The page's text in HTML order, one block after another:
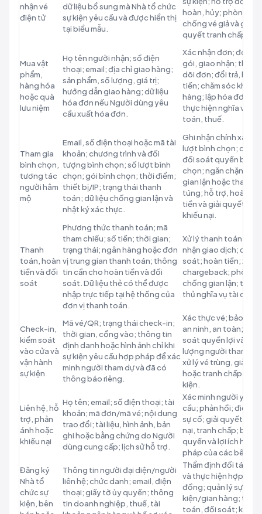
nhận vé
điện tử
dữ liệu bổ sung mà Nhà tổ chức
sự kiện yêu cầu và được hiển thị
tại biểu mẫu.
hoàn, hủy; phòng
chống vé giả và giải
quyết tranh chấp.
Mua vật
phẩm,
hàng hóa
hoặc quà
lưu niệm
Họ tên người nhận; số điện
thoại; email; địa chỉ giao hàng;
sản phẩm, số lượng, giá trị;
hướng dẫn giao hàng; dữ liệu
hóa đơn nếu Người dùng yêu
cầu xuất hóa đơn.
Xác nhận đơn; đóng
gói, giao nhận; theo
dõi đơn; đổi trả, hoàn
tiền; chăm sóc khách
hàng; lập hóa đơn và
thực hiện nghĩa vụ kế
toán, thuế.
Tham gia
bình chọn,
tương tác
người hâm
mộ
Email, số điện thoại hoặc mã tài
khoản; chương trình và đối
tượng bình chọn; số lượt bình
chọn; gói bình chọn; thời điểm;
thiết bị/IP; trạng thái thanh
toán; dữ liệu chống gian lận và
nhật ký xác thực.
Ghi nhận chính xác
lượt bình chọn; cấp
đối soát quyền bình
chọn; ngăn chặn bot,
gian lận hoặc thao
túng; hỗ trợ, hoàn
tiền và giải quyết
khiếu nại.
Thanh
toán, hoàn
tiền và đối
soát
Phương thức thanh toán; mã
tham chiếu; số tiền; thời gian;
trạng thái; ngân hàng hoặc đơn
vị trung gian thanh toán; thông
tin cần cho hoàn tiền và đối
soát. Dữ liệu thẻ có thể được
nhập trực tiếp tại hệ thống của
đơn vị thanh toán.
Xử lý thanh toán; xác
nhận giao dịch; đối
soát; hoàn tiền; xử lý
chargeback; phòng
chống gian lận; tuân
thủ nghĩa vụ tài chính.
Check-in,
kiểm soát
vào cửa và
vận hành
sự kiện
Mã vé/QR; trạng thái check-in;
thời gian, cổng vào; thông tin
định danh hoặc hình ảnh chỉ khi
sự kiện yêu cầu hợp pháp để xác
minh người tham dự và đã có
thông báo riêng.
Xác thực vé; bảo đảm
an ninh, an toàn; kiểm
soát quyền lợi và số
lượng người tham dự;
xử lý vé trùng, giả
hoặc tranh chấp tại sự
kiện.
Liên hệ, hỗ
trợ, phản
ánh hoặc
khiếu nại
Họ tên; email; số điện thoại; tài
khoản; mã đơn/mã vé; nội dung
trao đổi; tài liệu, hình ảnh, bản
ghi hoặc bằng chứng do Người
dùng cung cấp; lịch sử hỗ trợ.
Xác minh người yêu
cầu; phản hồi; điều tra
sự cố; giải quyết
nại, tranh chấp; bảo
quyền và lợi ích hợp
pháp của các bên.
Đăng ký
Nhà tổ
chức sự
kiện, bên
Thông tin người đại diện/người
liên hệ; chức danh; email, điện
thoại; giấy tờ ủy quyền; thông
tin doanh nghiệp, thuế, tài
Thẩm định đối tác; ký
và thực hiện hợp
đồng; quản lý sự
kiện/gian hàng;
toán, đối soát; kiểm